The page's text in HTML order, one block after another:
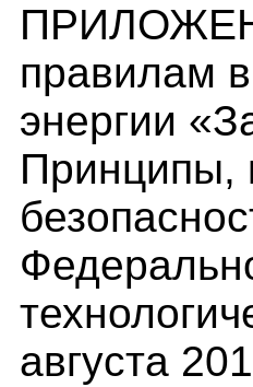
правилам
энергии
Принципы,
августа